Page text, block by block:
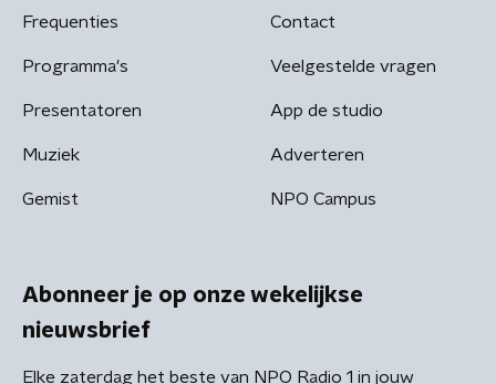
Frequenties
Programma's
Presentatoren
Muziek
Gemist
Contact
Veelgestelde vragen
App de studio
Adverteren
NPO Campus
Abonneer je op onze wekelijkse
nieuwsbrief
Elke zaterdag het beste van NPO Radio 1 in jouw